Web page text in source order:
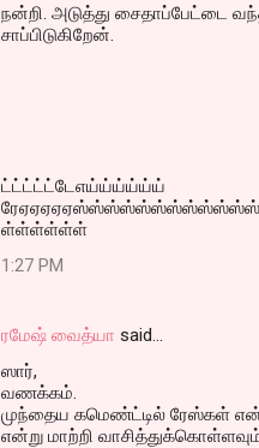
நன்றி. அடுத்து சைதாப்பேட்டை
சாப்பிடுகிறேன்.
ட்ட்ட்ட்ட்டேஎய்ய்ய்ய்ய்ய்
ள்ள்ள்ள்ள்ள்
1:27 PM
ரமேஷ் வைத்யா said…
ஸார்,
வணக்கம்.
முந்தைய கமெண்ட்டில் ரேஸ்கள்
என்று மாற்றி